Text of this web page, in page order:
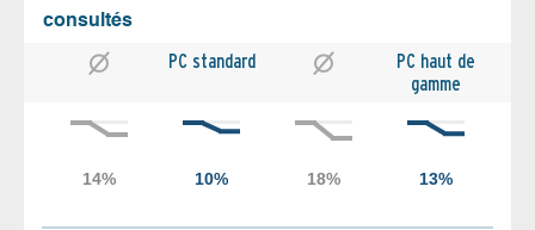
consultés
PC standard
PC haut de
gamme